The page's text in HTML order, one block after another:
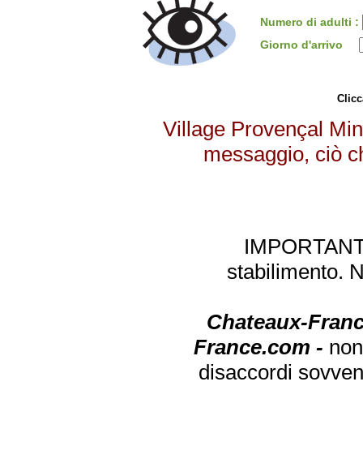
Numero di adulti :
Giorno d'arrivo
Village Provençal
messaggio, ciò
stabilimento.
Chateaux-
France.com -
disaccordi